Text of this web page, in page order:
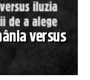
versus